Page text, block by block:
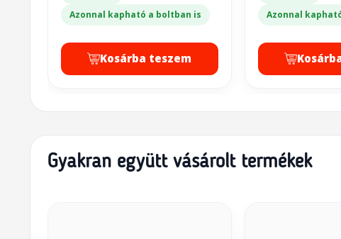
Azonnal kapható a boltban is
Kosárba teszem
Azonnal
Gyakran együtt vásárolt termékek